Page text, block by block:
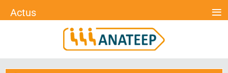
Actus ≡